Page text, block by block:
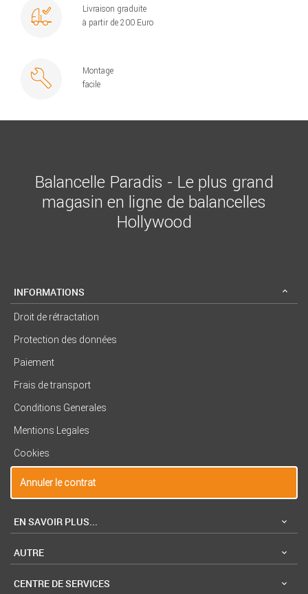
Livraison graduite
à partir de 200 Euro
Montage
facile
Balancelle Paradis - Le plus grand
magasin en ligne de balancelles
Hollywood
INFORMATIONS
Droit de rétractation
Protection des données
Paiement
Frais de transport
Conditions Generales
Mentions Legales
Cookies
Annuler le contrat
EN SAVOIR PLUS...
AUTRE
CENTRE DE SERVICES